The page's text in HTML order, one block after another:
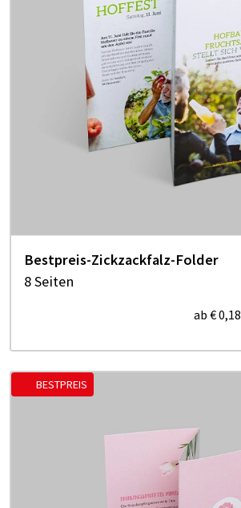
Bestpreis-Zickzackfalz-Folder
8 Seiten
ab € 0,18
BESTPREIS